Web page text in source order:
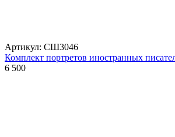
Артикул: СШ3046
Комплект портретов иностранных
6 500